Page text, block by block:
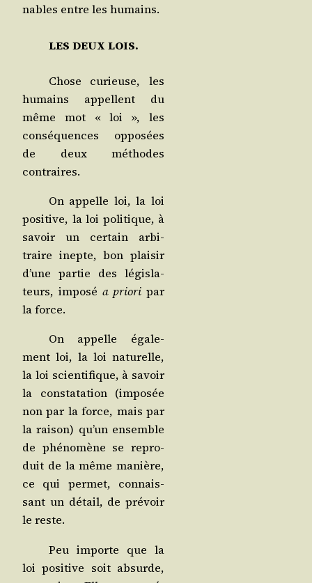
nables entre les humains.
LES DEUX LOIS.
Chose curieuse, les
humains appellent du
même mot « loi », les
consé­quences oppo­sées
de deux méthodes
contraires.
On appelle loi, la loi
posi­tive, la loi poli­tique, à
savoir un cer­tain arbi­
traire inepte, bon plai­sir
d’une par­tie des légis­la­
teurs, impo­sé a prio­ri par
la force.
On appelle éga­le­
ment loi, la loi natu­relle,
la loi scien­ti­fique, à savoir
la consta­ta­tion (impo­sée
non par la force, mais par
la rai­son) qu’un ensemble
de phé­no­mène se repro­
duit de la même manière,
ce qui per­met, connais­
sant un détail, de pré­voir
le reste.
Peu importe que la
loi posi­tive soit absurde,